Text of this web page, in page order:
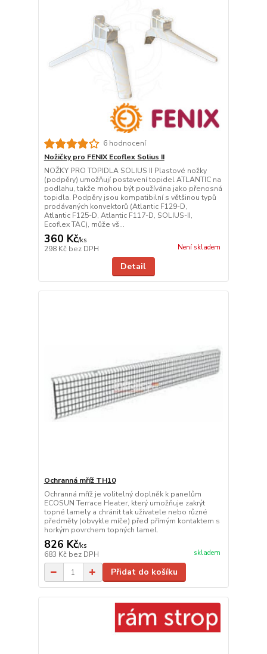
6 hodnocení
Nožičky pro FENIX Ecoflex Solius II
NOŽKY PRO TOPIDLA SOLIUS II Plastové nožky
(podpěry) umožňují postavení topidel ATLANTIC na
podlahu, takže mohou být používána jako přenosná
topidla. Podpěry jsou kompatibilní s většinou typů
prodávaných konvektorů (Atlantic F129-D,
Atlantic F125-D, Atlantic F117-D, SOLIUS-II,
Ecoflex TAC), může vš...
360 Kč/ks
298 Kč bez DPH Není skladem
Detail
Ochranná mříž TH10
Ochranná mříž je volitelný doplněk k panelům
ECOSUN Terrace Heater, který umožňuje zakrýt
topné lamely a chránit tak uživatele nebo různé
předměty (obvykle míče) před přímým kontaktem s
horkým povrchem topných lamel.
826 Kč/ks
683 Kč bez DPH skladem
Přidat do košíku